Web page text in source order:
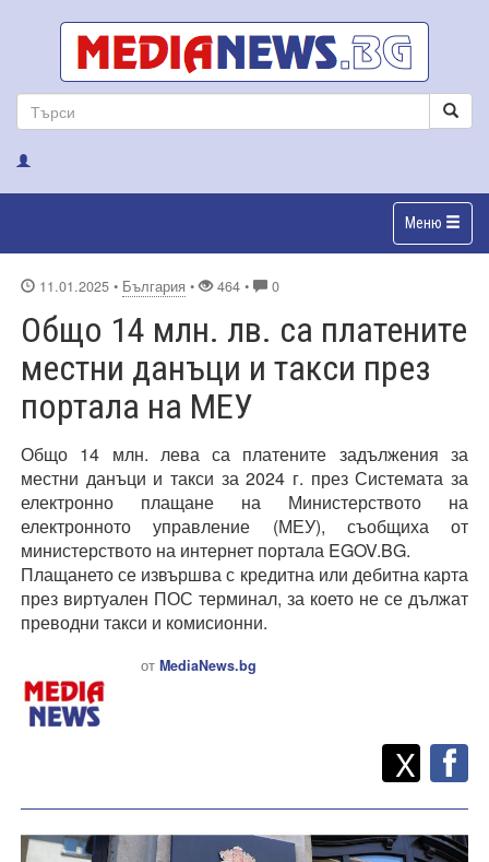
Меню
11.01.2025 • България • 464 • 0
Общо 14 млн. лв. са платените
местни данъци и такси през
портала на МЕУ
Общо 14 млн. лева са платените задължения за
местни данъци и такси за 2024 г. през Системата за
електронно плащане на Министерството на
електронното управление (МЕУ), съобщиха от
министерството на интернет портала EGOV.BG.
Плащането се извършва с кредитна или дебитна карта
през виртуален ПОС терминал, за което не се дължат
преводни такси и комисионни.
от MediaNews.bg
Споделете
X